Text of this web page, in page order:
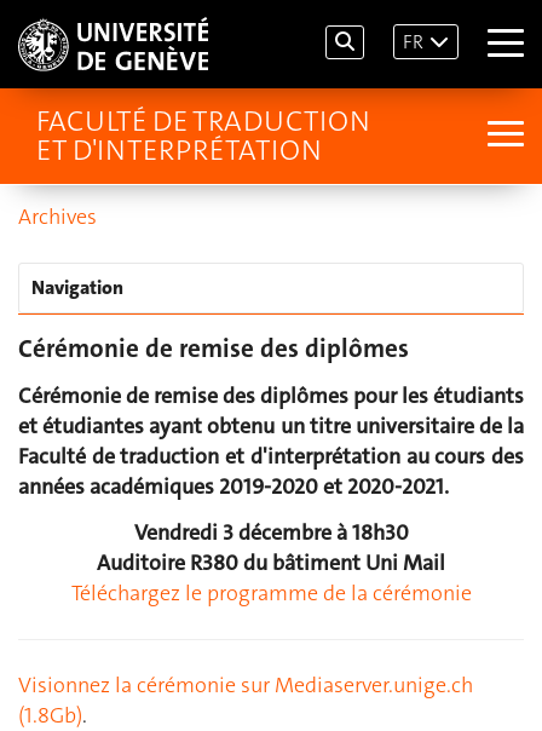
FR
FACULTÉ DE TRADUCTION
ET D'INTERPRÉTATION
Archives
Navigation
Cérémonie de remise des diplômes
Cérémonie de remise des diplômes pour les étudiants
et étudiantes ayant obtenu un titre universitaire de la
Faculté de traduction et d'interprétation au cours des
années académiques 2019-2020 et 2020-2021.
Vendredi 3 décembre à 18h30
Auditoire R380 du bâtiment Uni Mail
Téléchargez le programme de la cérémonie
Visionnez la cérémonie sur Mediaserver.unige.ch
(1.8Gb).